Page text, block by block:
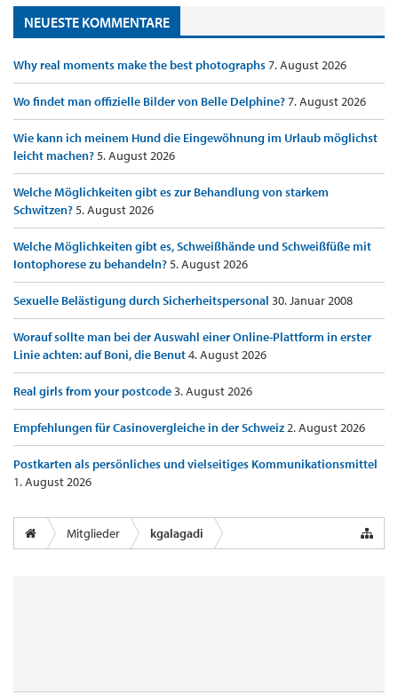
NEUESTE KOMMENTARE
Why real moments make the best photographs7. August 2026
Wo findet man offizielle Bilder von Belle Delphine?7. August 2026
Wie kann ich meinem Hund die Eingewöhnung im Urlaub möglichst
leicht machen?5. August 2026
Welche Möglichkeiten gibt es zur Behandlung von starkem
Schwitzen?5. August 2026
Welche Möglichkeiten gibt es, Schweißhände und Schweißfüße mit
Iontophorese zu behandeln?5. August 2026
Sexuelle Belästigung durch Sicherheitspersonal 30. Januar 2008
Worauf sollte man bei der Auswahl einer Online-Plattform in erster
Linie achten: auf Boni, die Benut4. August 2026
Real girls from your postcode3. August 2026
Empfehlungen für Casinovergleiche in der Schweiz2. August 2026
Postkarten als persönliches und vielseitiges Kommunikationsmittel
1. August 2026
Mitglieder kgalagadi